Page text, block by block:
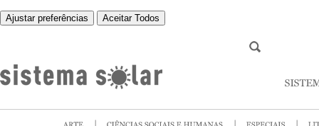
Ajustar preferências Aceitar Todos